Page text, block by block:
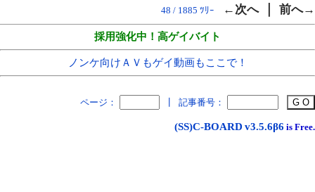
48 / 1885 ﾂﾘｰ ←次へ｜ 前へ→
採用強化中！高ゲイバイト
ノンケ向けＡＶもゲイ動画もここで！
ページ： 記事番号：
(SS)C-BOARD v3.5.6β6 is Free.